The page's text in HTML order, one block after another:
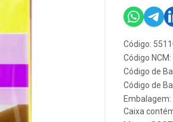
Código:
Código
Código de
Código de
Embalagem:
Caixa